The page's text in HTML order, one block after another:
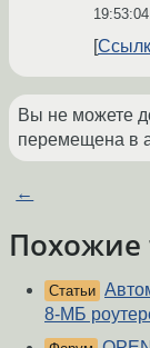
Вы не можете
перемещена в
←
Похожие
Статьи
8-МБ